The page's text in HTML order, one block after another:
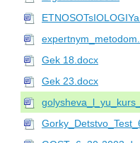
Gek 18.docx
Gek 23.docx